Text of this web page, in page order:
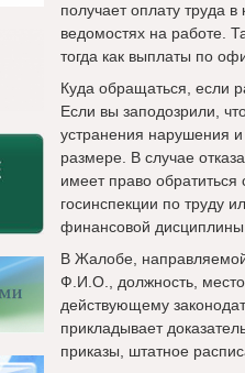
получает оплату труда
ведомостях на работе.
тогда как выплаты по
Куда обращаться, если
Если вы заподозрили,
устранения нарушения
размере. В случае
имеет право
госинспекции по труду
финансовой
В Жалобе, направляемой
Ф.И.О., должность,
действующему
прикладывает
приказы, штатное